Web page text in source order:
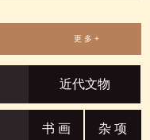
更 多 +
近代文物
书 画 杂 项